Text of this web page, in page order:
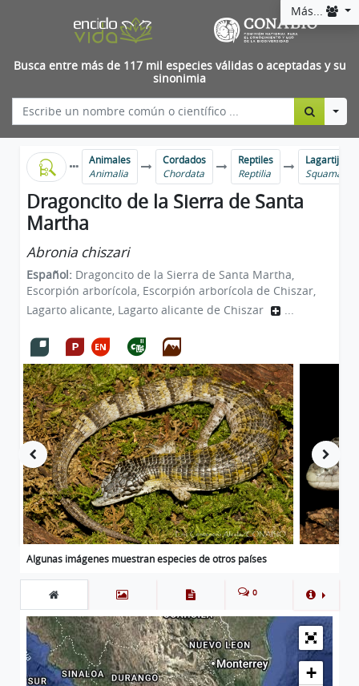
Más...
Busca entre más de 117 mil especies válidas o aceptadas y su
sinonimia
Animales
Animalia
Cordados
Chordata
Reptiles
Reptilia
Lagartijas
Squamata
Dragoncito de la Sierra de Santa
Martha
Abronia chiszari
Español: Dragoncito de la Sierra de Santa Martha,
Escorpión arborícola, Escorpión arborícola de Chiszar,
Lagarto alicante, Lagarto alicante de Chiszar
...
Algunas imágenes muestran especies de otros países
0
+